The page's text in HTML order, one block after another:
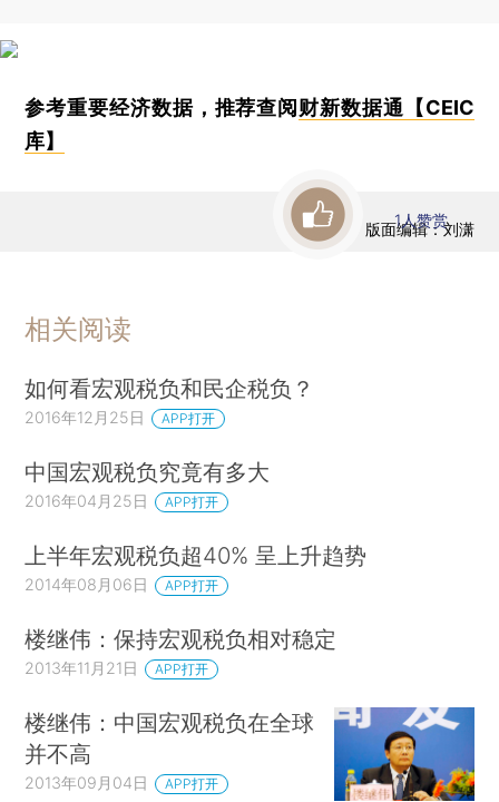
参考重要经济数据，推荐查阅财新数据通【CEIC
库】
版面编辑：刘潇
1人赞赏
相关阅读
如何看宏观税负和民企税负？
2016年12月25日 APP打开
中国宏观税负究竟有多大
2016年04月25日 APP打开
上半年宏观税负超40% 呈上升趋势
2014年08月06日 APP打开
楼继伟：保持宏观税负相对稳定
2013年11月21日 APP打开
楼继伟：中国宏观税负在全球
并不高
2013年09月04日 APP打开